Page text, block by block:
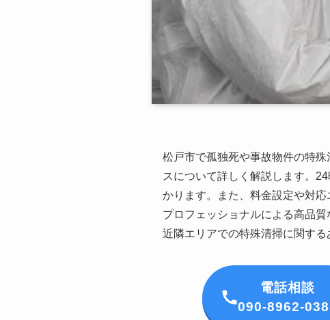
松戸市で孤独死や事故物件の特
スについて詳しく解説します。
かります。また、料金設定や対
プロフェッショナルによる高品
近隣エリアでの特殊清掃に関す
電話相談
090-8962-